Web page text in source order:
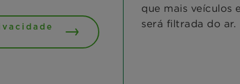
que mais veículos
será filtrada do ar.